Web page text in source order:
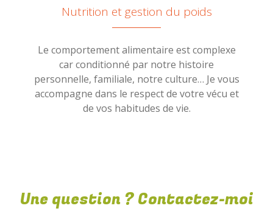
Nutrition et gestion du poids
Le comportement alimentaire est complexe
car conditionné par notre histoire
personnelle, familiale, notre culture… Je vous
accompagne dans le respect de votre vécu et
de vos habitudes de vie.
Une question ? Contactez-moi